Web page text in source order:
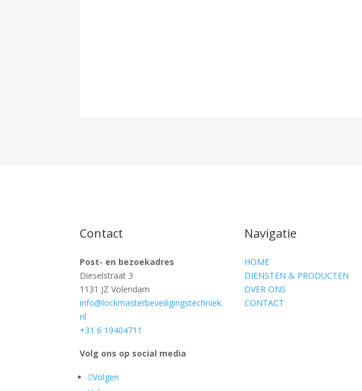
Contact
Post- en bezoekadres
Dieselstraat 3
1131 JZ Volendam
info@lockmasterbeveiligingstechniek.
nl
+31 6 19404711
Volg ons op social media
Volgen
Navigatie
HOME
DIENSTEN & PRODUCTEN
OVER ONS
CONTACT